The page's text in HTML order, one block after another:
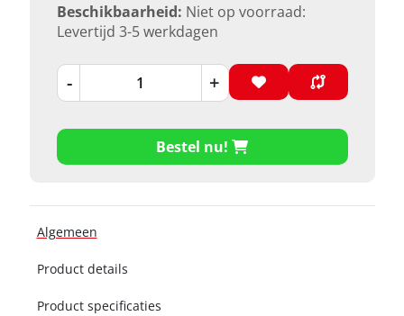
Beschikbaarheid: Niet op voorraad:
Levertijd 3-5 werkdagen
- +
Bestel nu!
Algemeen
Product details
Product specificaties